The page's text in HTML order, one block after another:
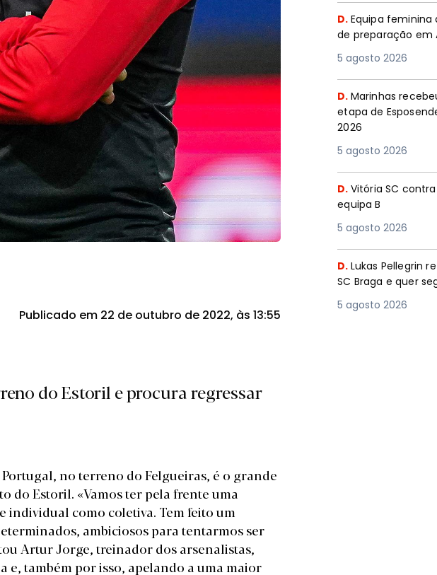
Publicado em 22 de outubro de 2022, às 13:55
do Estoril e procura regressar
no terreno do Felgueiras, é o grande
do Estoril. «Vamos ter pela frente uma
como coletiva. Tem feito um
ambiciosos para tentarmos ser
Artur Jorge, treinador dos arsenalistas,
e, também por isso, apelando a uma maior
D. Equipa feminina
de preparação em
5 agosto 2026
D. Marinhas
etapa de
2026
5 agosto 2026
D. Vitória SC
equipa B
5 agosto 2026
D. Lukas Pellegrin
SC Braga e quer
5 agosto 2026